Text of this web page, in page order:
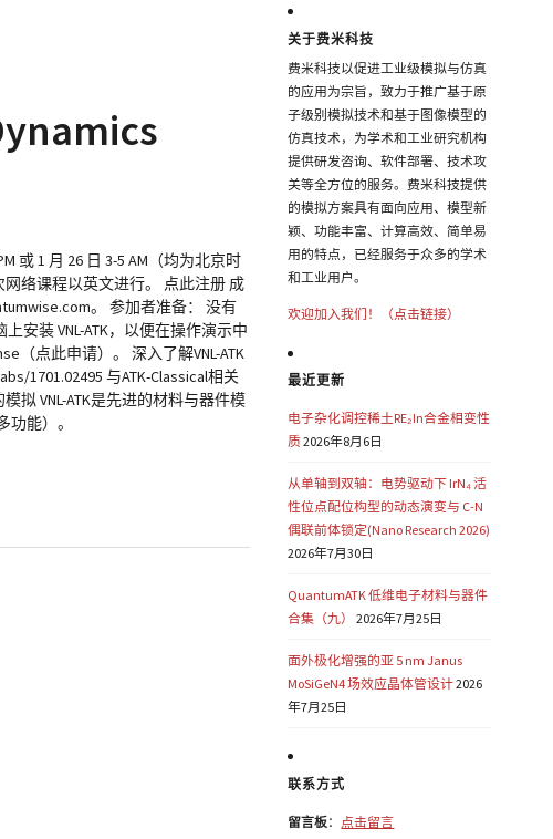
或 1 月 26 日 3-5 AM（均为北京时
络课程以英文进行。 点此注册 成
。 参加者准备： 没有
安装 VNL-ATK，以便在操作演示中
（点此申请）。 深入了解VNL-ATK
1701.02495 与ATK-Classical相关
拟 VNL-ATK是先进的材料与器件模
能）。
关于费米科技
费米科技以促进工业级模拟与仿真
的应用为宗旨，致力于推广基于原
子级别模拟技术和基于图像模型的
仿真技术，为学术和工业研究机构
提供研发咨询、软件部署、技术攻
关等全方位的服务。费米科技提供
的模拟方案具有面向应用、模型新
颖、功能丰富、计算高效、简单易
用的特点，已经服务于众多的学术
和工业用户。
欢迎加入我们！（点击链接）
最近更新
电子杂化调控稀土RE₂In合金相变性
质2026年8月6日
从单轴到双轴：电势驱动下 IrN₄ 活
性位点配位构型的动态演变与 C-N
偶联前体锁定(Nano Research 2026)
2026年7月30日
QuantumATK 低维电子材料与器件
合集（九）
2026年7月25日
面外极化增强的亚 5 nm Janus
MoSiGeN4 场效应晶体管设计2026
年7月25日
联系方式
留言板： 点击留言